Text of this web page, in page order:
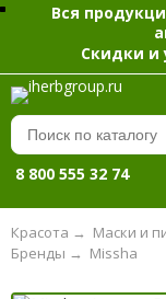
Вся
Скидки и
8 800 555 32 74
Красота → Маски и
Missha
Бренды →